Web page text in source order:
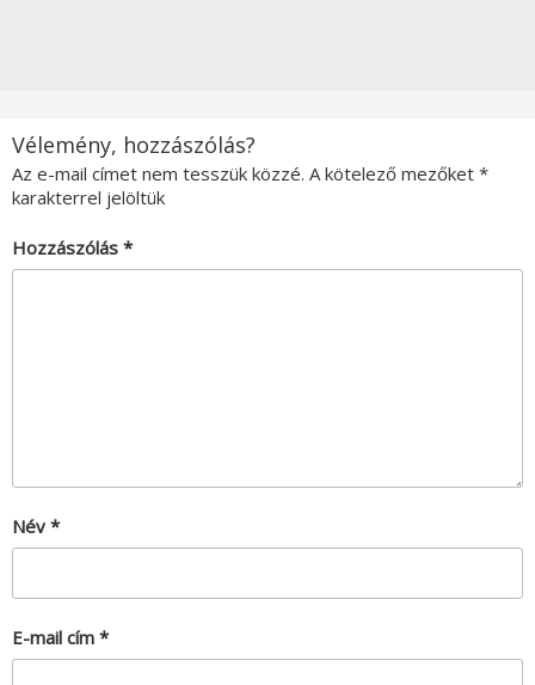
Vélemény, hozzászólás?
Az e-mail címet nem tesszük közzé. A kötelező mezőket *
karakterrel jelöltük
Hozzászólás *
Név *
E-mail cím *